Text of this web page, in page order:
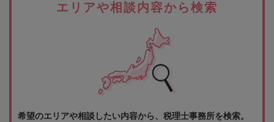
エリアや相談内容から検索
希望のエリアや相談したい内容から、税理士事務所を検索。